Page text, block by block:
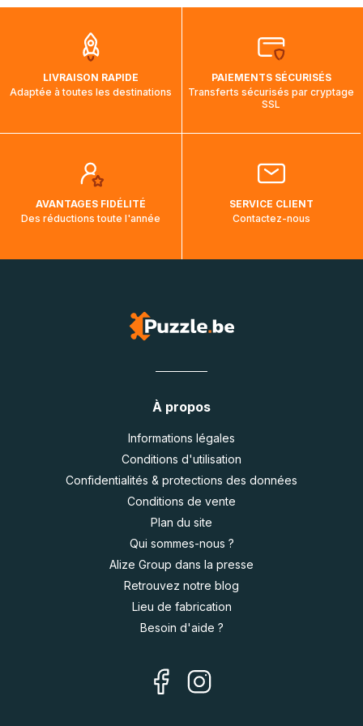
aura touché terre.
LIVRAISON RAPIDE
Adaptée à toutes les destinations
PAIEMENTS SÉCURISÉS
Transferts sécurisés par cryptage
SSL
AVANTAGES FIDÉLITÉ
Des réductions toute l'année
SERVICE CLIENT
Contactez-nous
À propos
Informations légales
Conditions d'utilisation
Confidentialités & protections des données
Conditions de vente
Plan du site
Qui sommes-nous ?
Alize Group dans la presse
Retrouvez notre blog
Lieu de fabrication
Besoin d'aide ?